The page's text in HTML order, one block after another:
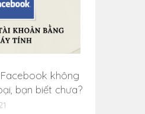
không
bạn biết chưa?